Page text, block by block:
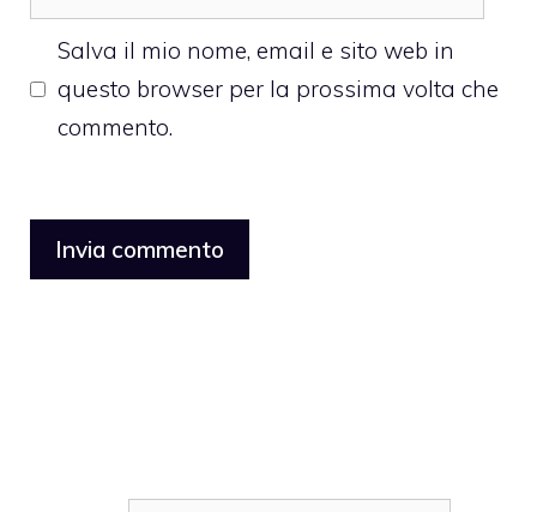
web
Salva il mio nome, email e sito web in
questo browser per la prossima volta che
commento.